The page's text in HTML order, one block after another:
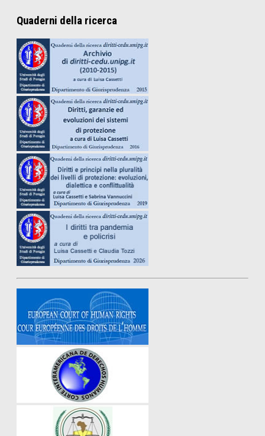
Quaderni della ricerca